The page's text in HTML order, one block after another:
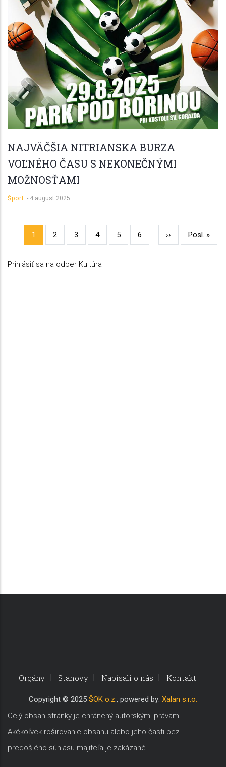
NAJVÄČŠIA NITRIANSKA BURZA
VOĽNÉHO ČASU S NEKONEČNÝMI
MOŽNOSŤAMI
Šport - 4.august 2025
Stránkovanie
Aktuálna
1 Page
2 Page
3 Page
4 Page
5 Page
6 …
Ďalšia
››
Posledná
Posl. »
Prihlásiť sa na odber Kultúra
Orgány Stanovy Napísali o nás Kontakt
Copyright © 2025 ŠOK o.z., powered by: Xalan s.r.o.
Celý obsah stránky je chránený autorskými právami.
Akékoľvek roširovanie obsahu alebo jeho časti bez
predošlého súhlasu majiteľa je zakázané.